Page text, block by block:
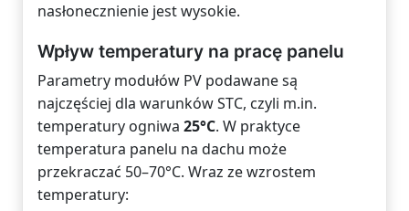
nasłonecznienie jest wysokie.
Wpływ temperatury na pracę panelu
Parametry modułów PV podawane są
najczęściej dla warunków STC, czyli m.in.
temperatury ogniwa 25°C. W praktyce
temperatura panelu na dachu może
przekraczać 50–70°C. Wraz ze wzrostem
temperatury: